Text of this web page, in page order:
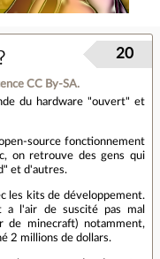
CC By‑SA.
20
du hardware "ouvert" et
source fonctionnement
on retrouve des gens qui
et d'autres.
les kits de développement.
a l'air de suscité pas mal
de minecraft) notamment,
2 millions de dollars.